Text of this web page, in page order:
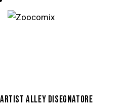
ARTIST ALLEY DISEGNATORE